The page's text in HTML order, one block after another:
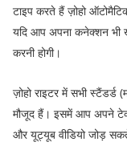
टाइप करते हैं ज़ोहो
यदि आप अपना कनेक्शन भी
करनी होगी।
ज़ोहो राइटर में सभी स्टैंडर्ड
मौजूद हैं। इसमें आप अपने
और यूट्यूब वीडियो जोड़